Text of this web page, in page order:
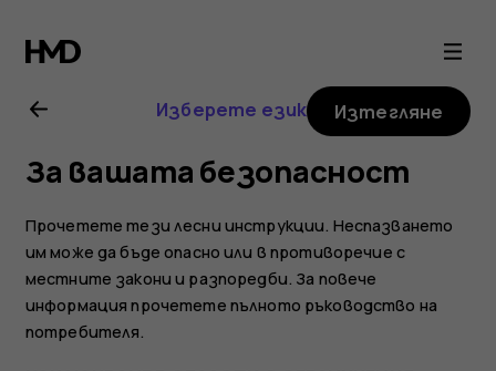
Ръководство
на
потребителя
за
Nokia
8000
Изберете език Изтегляне
За вашата безопасност
Прочетете тези лесни инструкции. Неспазването
им може да бъде опасно или в противоречие с
местните закони и разпоредби. За повече
информация прочетете пълното ръководство на
потребителя.